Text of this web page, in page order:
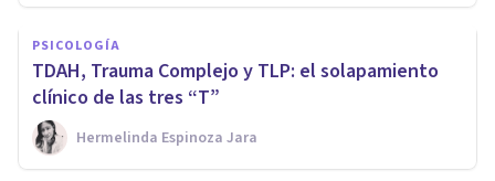
PSICOLOGÍA
TDAH, Trauma Complejo y TLP: el solapamiento
clínico de las tres “T”
Hermelinda Espinoza Jara